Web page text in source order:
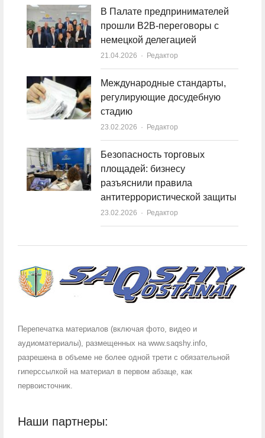
В Палате предпринимателей
прошли B2B-переговоры с
немецкой делегацией
21.04.2026 Author
Редактор
Международные стандарты,
регулирующие досудебную
стадию
23.02.2026 Author
Редактор
Безопасность торговых
площадей: бизнесу
разъяснили правила
антитеррористической защиты
23.02.2026 Author
Редактор
Перепечатка материалов (включая фото, видео и
аудиоматериалы), размещенных на www.saqshy.info,
разрешена в объеме не более одной трети с обязательной
гиперссылкой на материал в первом абзаце, как
первоисточник.
Наши партнеры: